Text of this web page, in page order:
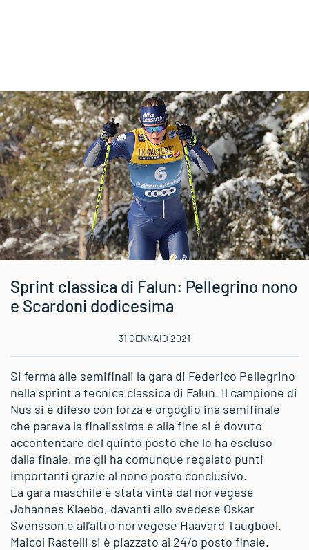
Sprint classica di Falun: Pellegrino nono
e Scardoni dodicesima
31 GENNAIO 2021
Si ferma alle semifinali la gara di Federico Pellegrino
nella sprint a tecnica classica di Falun. Il campione di
Nus si è difeso con forza e orgoglio ina semifinale
che pareva la finalissima e alla fine si è dovuto
accontentare del quinto posto che lo ha escluso
dalla finale, ma gli ha comunque regalato punti
importanti grazie al nono posto conclusivo.
La gara maschile è stata vinta dal norvegese
Johannes Klaebo, davanti allo svedese Oskar
Svensson e all’altro norvegese Haavard Taugboel.
Maicol Rastelli si è piazzato al 24/o posto finale.